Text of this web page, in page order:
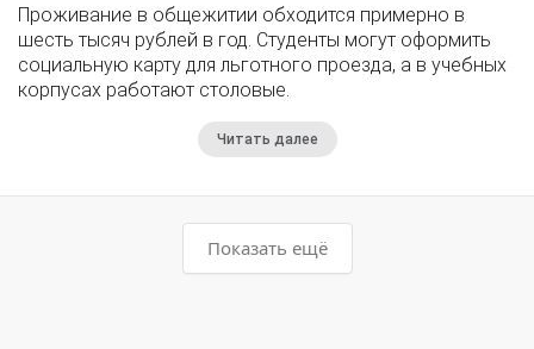
Проживание в общежитии обходится примерно в
шесть тысяч рублей в год. Студенты могут оформить
социальную карту для льготного проезда, а в учебных
корпусах работают столовые.
Читать далее
Показать ещё